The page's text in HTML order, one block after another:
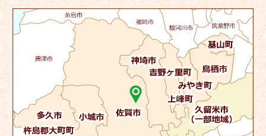
ン